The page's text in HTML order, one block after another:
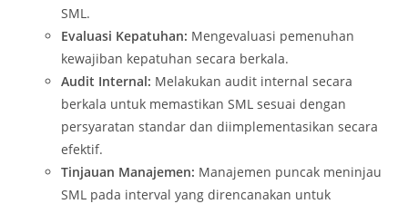
SML.
Evaluasi Kepatuhan: Mengevaluasi pemenuhan
kewajiban kepatuhan secara berkala.
Audit Internal: Melakukan audit internal secara
berkala untuk memastikan SML sesuai dengan
persyaratan standar dan diimplementasikan secara
efektif.
Tinjauan Manajemen: Manajemen puncak meninjau
SML pada interval yang direncanakan untuk